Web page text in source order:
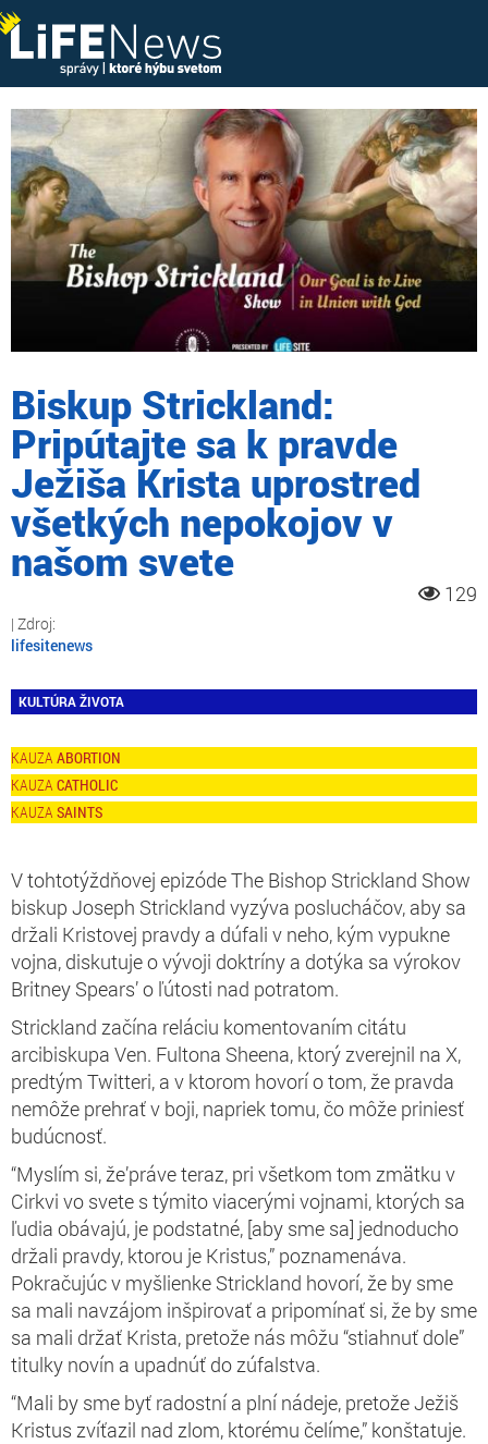
Biskup Strickland:
Pripútajte sa k pravde
Ježiša Krista uprostred
všetkých nepokojov v
našom svete
129
lifesitenews
KULTÚRA ŽIVOTA
ABORTION
CATHOLIC
SAINTS
V tohtotýždňovej epizóde The Bishop Strickland Show
biskup Joseph Strickland vyzýva poslucháčov, aby sa
držali Kristovej pravdy a dúfali v neho, kým vypukne
vojna, diskutuje o vývoji doktríny a dotýka sa výrokov
Britney Spears’ o ľútosti nad potratom.
Strickland začína reláciu komentovaním citátu
arcibiskupa Ven. Fultona Sheena, ktorý zverejnil na X,
predtým Twitteri, a v ktorom hovorí o tom, že pravda
nemôže prehrať v boji, napriek tomu, čo môže priniesť
budúcnosť.
“Myslím si, že’práve teraz, pri všetkom tom zmätku v
Cirkvi vo svete s týmito viacerými vojnami, ktorých sa
ľudia obávajú, je podstatné, [aby sme sa] jednoducho
držali pravdy, ktorou je Kristus,” poznamenáva.
Pokračujúc v myšlienke Strickland hovorí, že by sme
sa mali navzájom inšpirovať a pripomínať si, že by sme
sa mali držať Krista, pretože nás môžu “stiahnuť dole”
titulky novín a upadnúť do zúfalstva.
“Mali by sme byť radostní a plní nádeje, pretože Ježiš
Kristus zvíťazil nad zlom, ktorému čelíme,” konštatuje.